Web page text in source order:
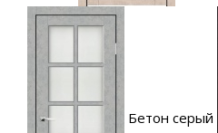
Бетон серый